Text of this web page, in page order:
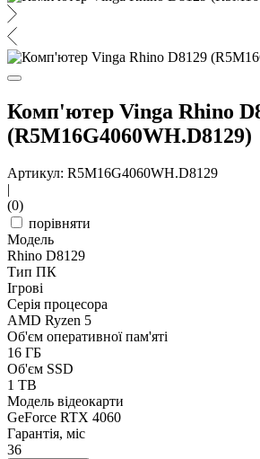
Комп'ютер Vinga Rhino
(R5M16G4060WH.D8129)
Артикул: R5M16G4060WH.D8129
|
(0)
порівняти
Модель
Rhino D8129
Тип ПК
Ігрові
Серія процесора
AMD Ryzen 5
Об'єм оперативної пам'яті
16 ГБ
Об'єм SSD
1 TB
Модель відеокарти
GeForce RTX 4060
Гарантія, міс
36